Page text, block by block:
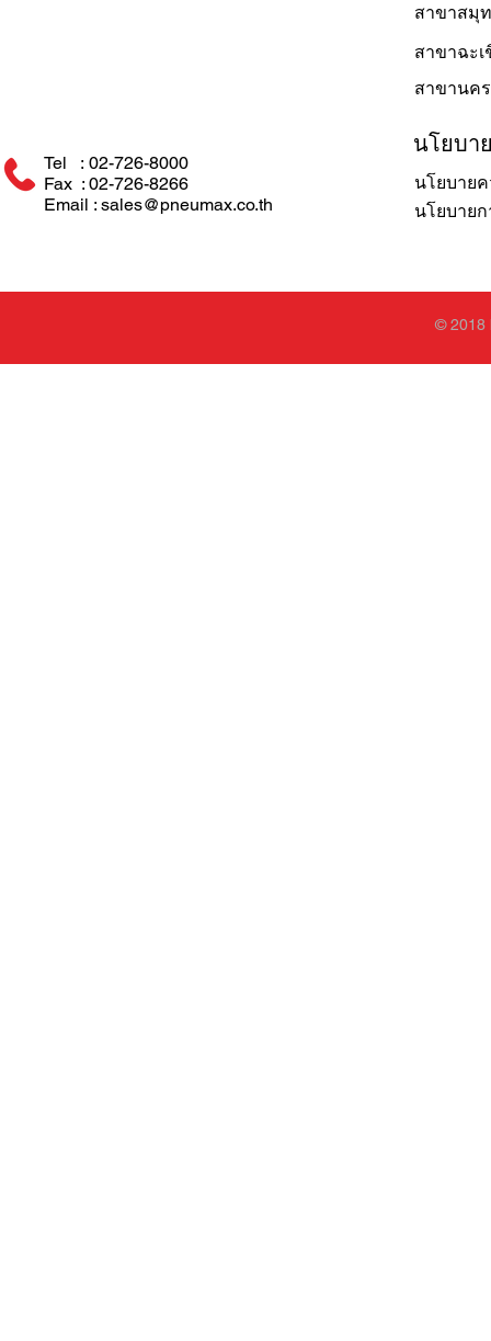
สาขาสมุ
สาขาฉะเ
สาขานค
Tel : 02-726-8000
Fax : 02-726-8266
Email : sales@pneumax.co.th
นโยบา
นโยบาย
นโยบาย
© 2018